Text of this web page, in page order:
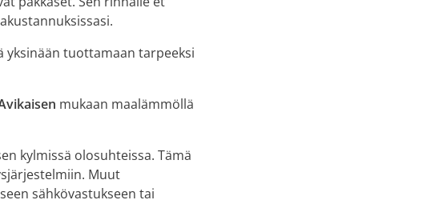
yksinään tuottamaan tarpeeksi
mukaan maalämmöllä
kylmissä olosuhteissa. Tämä
Muut
sähkövastukseen tai